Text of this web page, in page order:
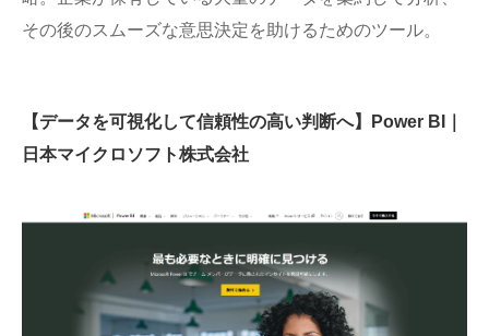
その後のスムーズな意思決定を助けるためのツール。
【データを可視化して信頼性の高い判断へ】Power BI｜
日本マイクロソフト株式会社